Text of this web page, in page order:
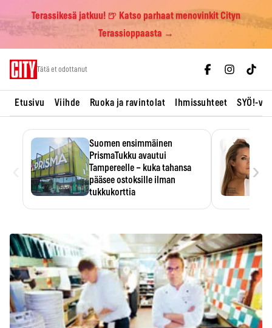
Terassikesä jatkuu! 🍺 Katso parhaat menovinkit Cityn
Terassioppaasta →
Tätä et odottanut
Etusivu Viihde Ruoka ja ravintolat Ihmissuhteet SYÖ!-
Suomen ensimmäinen
PrismaTukku avautui
Tampereelle – kuka tahansa
pääsee ostoksille ilman
tukkukorttia
›